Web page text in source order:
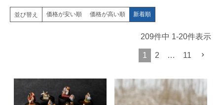
並び替え 価格が安い順 価格が高い順 新着順
209件中 1-20件表示
1 2 … 11